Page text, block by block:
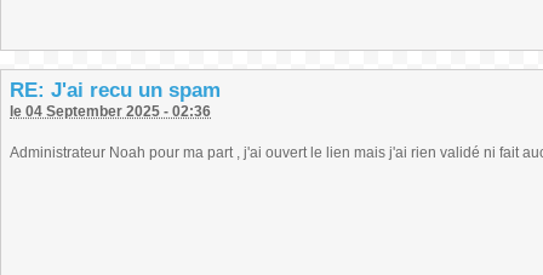
RE: J'ai recu un spam
le 04 September 2025 - 02:36
Administrateur Noah pour ma part , j'ai ouvert le lien mais j'ai rien validé ni fait